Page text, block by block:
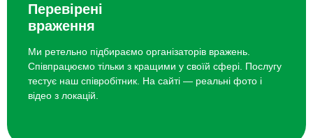
Поради жінкам-новачкам у
навчанні стрільбі
Не хвилюйтеся через фізичну силу — техніка важливіша за
м’язи.
Перевірені
враження
Ми ретельно підбираємо організаторів вражень.
Співпрацюємо тільки з кращими у своїй сфері. Послугу
тестує наш співробітник. На сайті — реальні фото і
відео з локацій.